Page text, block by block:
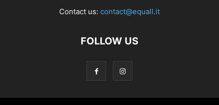
Contact us: contact@equall.it
FOLLOW US